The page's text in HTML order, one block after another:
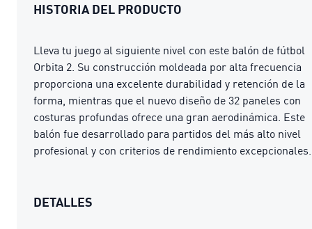
HISTORIA DEL PRODUCTO
Lleva tu juego al siguiente nivel con este balón de fútbol
Orbita 2. Su construcción moldeada por alta frecuencia
proporciona una excelente durabilidad y retención de la
forma, mientras que el nuevo diseño de 32 paneles con
costuras profundas ofrece una gran aerodinámica. Este
balón fue desarrollado para partidos del más alto nivel
profesional y con criterios de rendimiento excepcionales.
DETALLES